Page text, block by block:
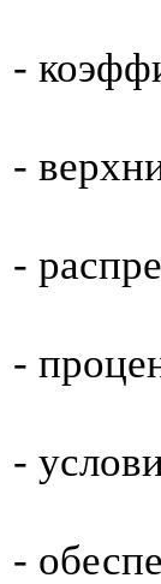
-
-
-
-
-
-